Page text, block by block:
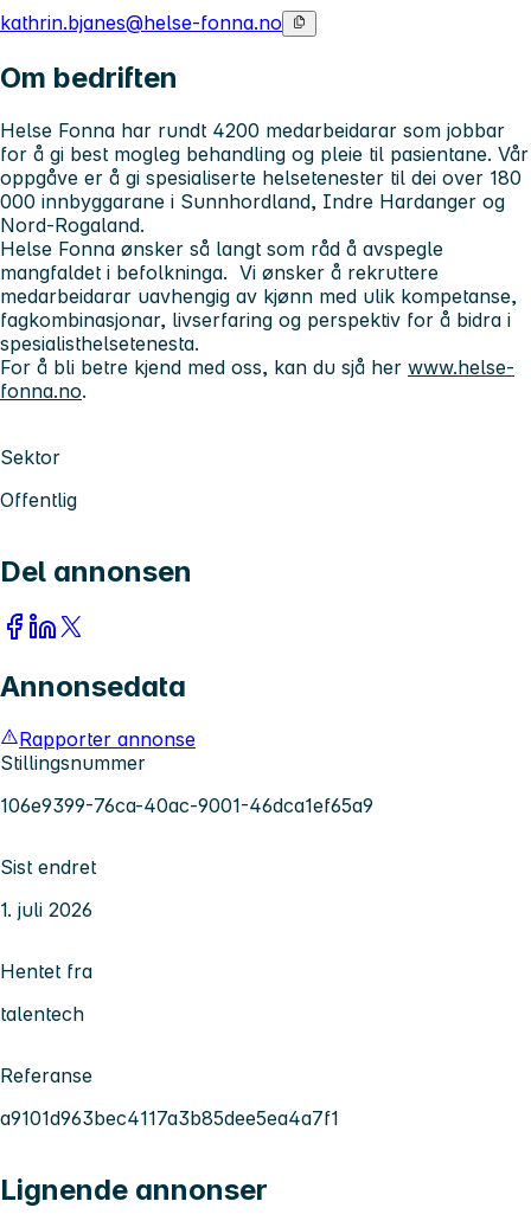
kathrin.bjanes@helse-fonna.no
Om bedriften
Helse Fonna har rundt 4200 medarbeidarar som jobbar
for å gi best mogleg behandling og pleie til pasientane. Vår
oppgåve er å gi spesialiserte helsetenester til dei over 180
000 innbyggarane i Sunnhordland, Indre Hardanger og
Nord-Rogaland.
Helse Fonna ønsker så langt som råd å avspegle
mangfaldet i befolkninga. Vi ønsker å rekruttere
medarbeidarar uavhengig av kjønn med ulik kompetanse,
fagkombinasjonar, livserfaring og perspektiv for å bidra i
spesialisthelsetenesta.
For å bli betre kjend med oss, kan du sjå her www.helse-
fonna.no.
Sektor
Offentlig
Del annonsen
Annonsedata
Rapporter annonse
Stillingsnummer
106e9399-76ca-40ac-9001-46dca1ef65a9
Sist endret
1. juli 2026
Hentet fra
talentech
Referanse
a9101d963bec4117a3b85dee5ea4a7f1
Lignende annonser